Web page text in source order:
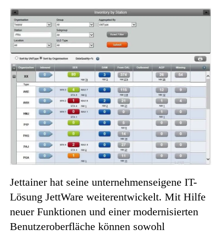
Jettainer hat seine unternehmenseigene IT-
Lösung JettWare weiterentwickelt. Mit Hilfe
neuer Funktionen und einer modernisierten
Benutzeroberfläche können sowohl